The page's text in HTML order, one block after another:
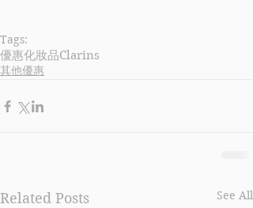
Tags:
優惠化妝品Clarins
其他優惠
Related Posts See All